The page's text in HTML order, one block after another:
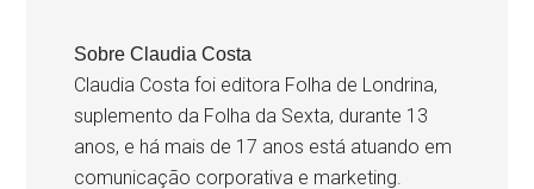
SobreClaudia Costa
Claudia Costa foi editora Folha de Londrina,
suplemento da Folha da Sexta, durante 13
anos, e há mais de 17 anos está atuando em
comunicação corporativa e marketing.